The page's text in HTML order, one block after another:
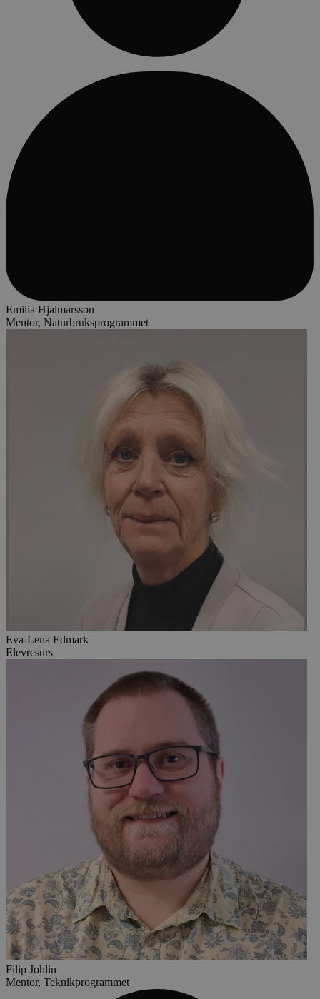
Emilia Hjalmarsson
Mentor, Naturbruksprogrammet
Eva-Lena Edmark
Elevresurs
Filip Johlin
Mentor, Teknikprogrammet